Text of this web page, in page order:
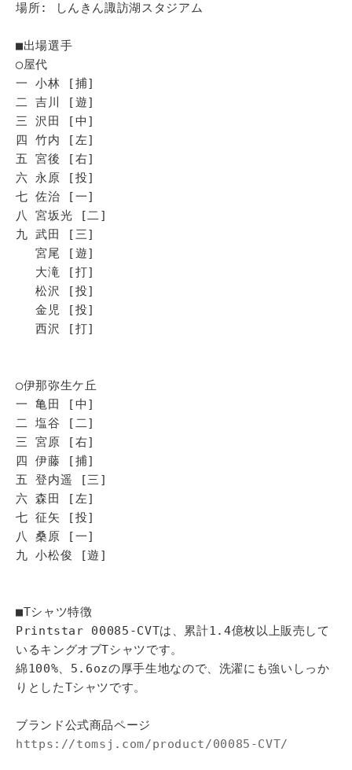
場所: しんきん諏訪湖スタジアム
■出場選手
◯屋代
一 小林 [捕]
二 吉川 [遊]
三 沢田 [中]
四 竹内 [左]
五 宮後 [右]
六 永原 [投]
七 佐治 [一]
八 宮坂光 [二]
九 武田 [三]
宮尾 [遊]
大滝 [打]
松沢 [投]
金児 [投]
西沢 [打]
◯伊那弥生ケ丘
一 亀田 [中]
二 塩谷 [二]
三 宮原 [右]
四 伊藤 [捕]
五 登内遥 [三]
六 森田 [左]
七 征矢 [投]
八 桑原 [一]
九 小松俊 [遊]
■Tシャツ特徴
Printstar 00085-CVTは、累計1.4億枚以上販売して
いるキングオブTシャツです。
綿100%、5.6ozの厚手生地なので、洗濯にも強いしっか
りとしたTシャツです。
ブランド公式商品ページ
https://tomsj.com/product/00085-CVT/